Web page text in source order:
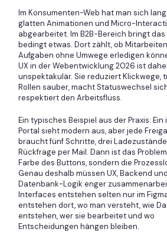
Im Konsumenten-Web hat man sich
glatten Animationen und Micro-
abgearbeitet. Im B2B-Bereich bringt das
bedingt etwas. Dort zählt, ob
Aufgaben ohne Umwege erledigen
UX in der Webentwicklung 2026 ist
unspektakulär. Sie reduziert Klickwege,
Rollen sauber, macht Statuswechsel
respektiert den Arbeitsfluss.
Ein typisches Beispiel aus der Praxis: Ein
Portal sieht modern aus, aber jede
braucht fünf Schritte, drei
Rückfrage per Mail. Dann ist das
Farbe des Buttons, sondern die
Genau deshalb müssen UX, Backend und
Datenbank-Logik enger
Interfaces entstehen selten nur im
entstehen dort, wo man versteht, wie
entstehen, wer sie bearbeitet und wo
Entscheidungen hängen bleiben.